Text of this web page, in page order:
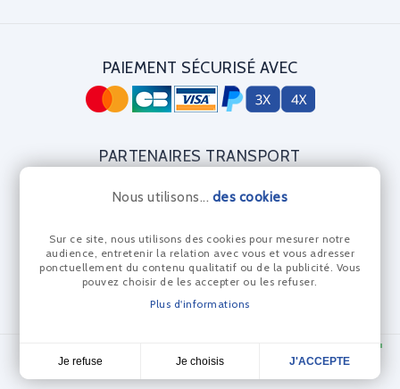
4,7
Nous utilisons... des cookies
Sur ce site, nous utilisons des cookies pour mesurer notre
audience, entretenir la relation avec vous et vous adresser
ponctuellement du contenu qualitatif ou de la publicité. Vous
pouvez choisir de les accepter ou les refuser.
Plus d'informations
Je refuse Je choisis J'ACCEPTE
PAIEMENT SÉCURISÉ AVEC
PARTENAIRES TRANSPORT
CERTIFICAT DIAMANT
© Les Anneaux Bleus 2024 - Réalisation Dream me up